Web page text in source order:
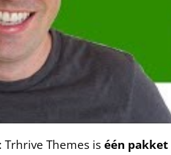
Trhrive Themes is één pakket